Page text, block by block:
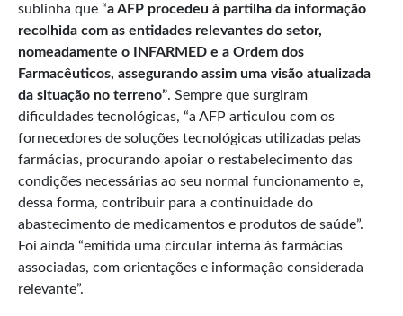
sublinha que “a AFP procedeu à partilha da informação
recolhida com as entidades relevantes do setor,
nomeadamente o INFARMED e a Ordem dos
Farmacêuticos, assegurando assim uma visão atualizada
da situação no terreno”. Sempre que surgiram
dificuldades tecnológicas, “a AFP articulou com os
fornecedores de soluções tecnológicas utilizadas pelas
farmácias, procurando apoiar o restabelecimento das
condições necessárias ao seu normal funcionamento e,
dessa forma, contribuir para a continuidade do
abastecimento de medicamentos e produtos de saúde”.
Foi ainda “emitida uma circular interna às farmácias
associadas, com orientações e informação considerada
relevante”.